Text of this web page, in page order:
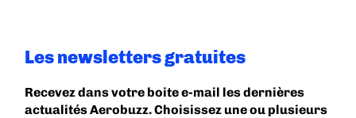
Les newsletters gratuites
Recevez dans votre boite e-mail les dernières
actualités Aerobuzz. Choisissez une ou plusieurs